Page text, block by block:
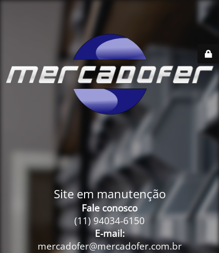
Site em manutenção
Fale conosco
(11) 94034-6150
E-mail:
mercadofer@mercadofer.com.br